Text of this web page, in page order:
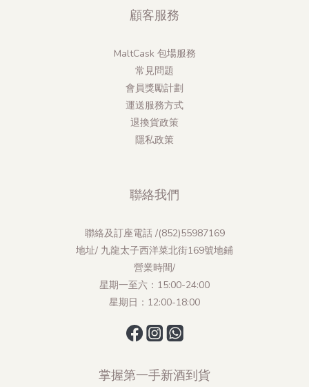
顧客服務
MaltCask 包場服務
常見問題
會員獎勵計劃
運送服務方式
退換貨政策
隱私政策
聯絡我們
聯絡及訂座電話 /(852)55987169
地址/ 九龍太子西洋菜北街169號地鋪
營業時間/
星期一至六：15:00-24:00
星期日：12:00-18:00
掌握第一手新酒到貨